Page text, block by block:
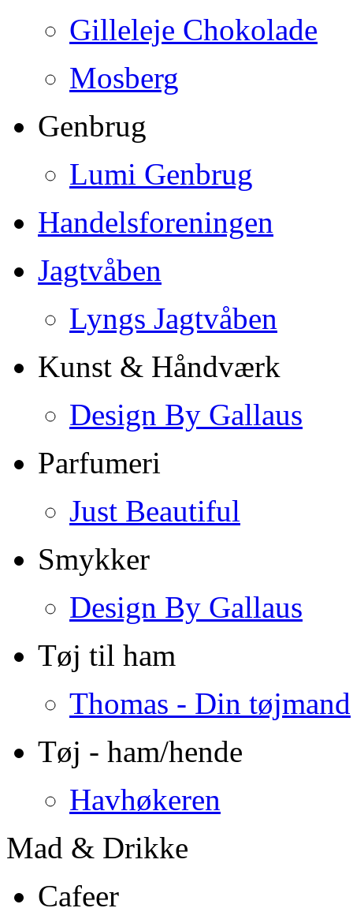
Gilleleje Chokolade
Mosberg
Genbrug
Lumi Genbrug
Handelsforeningen
Jagtvåben
Lyngs Jagtvåben
Kunst & Håndværk
Design By Gallaus
Parfumeri
Just Beautiful
Smykker
Design By Gallaus
Tøj til ham
Thomas - Din tøjmand
Tøj - ham/hende
Havhøkeren
Mad & Drikke
Cafeer